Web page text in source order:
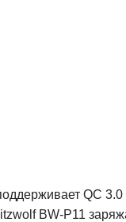
QC
BW-P11